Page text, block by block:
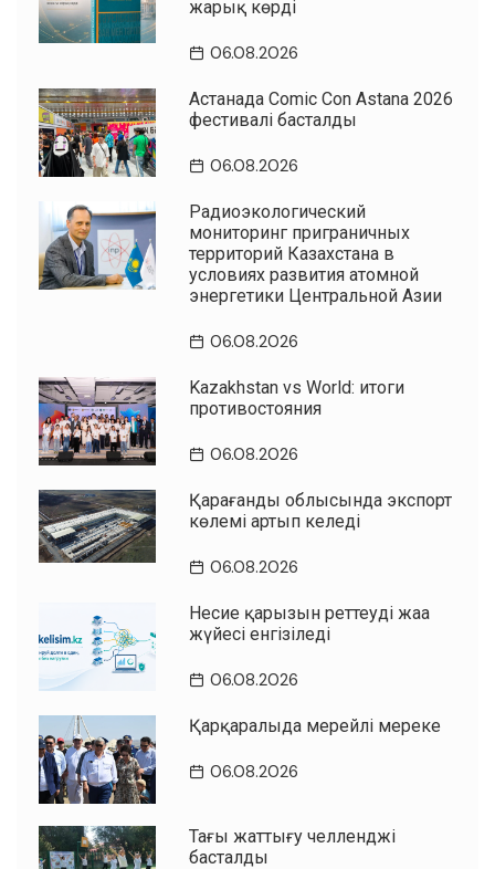
жарық көрді
06.08.2026
Астанада Comic Con Astana 2026
фестивалі басталды
06.08.2026
Радиоэкологический
мониторинг приграничных
территорий Казахстана в
условиях развития атомной
энергетики Центральной Азии
06.08.2026
Kazakhstan vs World: итоги
противостояния
06.08.2026
Қарағанды облысында экспорт
көлемі артып келеді
06.08.2026
Несие қарызын реттеудің жаңа
жүйесі енгізіледі
06.08.2026
Қарқаралыда мерейлі мереке
06.08.2026
Таңғы жаттығу челленджі
басталды